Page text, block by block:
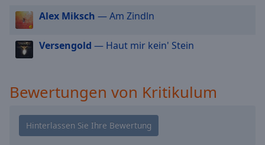
Opacity
Opacity
Alex Miksch — Am Zindln
Versengold — Haut mir kein' Stein
Bewertungen von Kritikulum